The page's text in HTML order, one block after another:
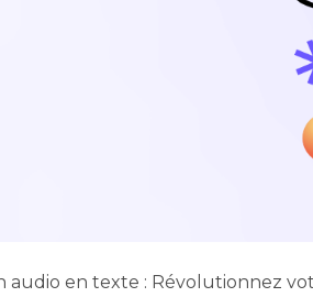
audio en texte : Révolutionnez